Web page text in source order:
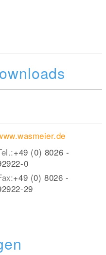
+49 (0) 8026 -
0
+49 (0) 8026 -
29